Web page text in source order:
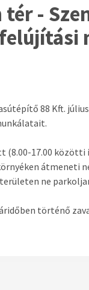
tér -
88 Kft.
(8.00-17.00
átmeneti
ne
történő